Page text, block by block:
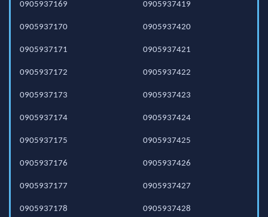
0905937169
0905937170
0905937171
0905937172
0905937173
0905937174
0905937175
0905937176
0905937177
0905937178
0905937419
0905937420
0905937421
0905937422
0905937423
0905937424
0905937425
0905937426
0905937427
0905937428